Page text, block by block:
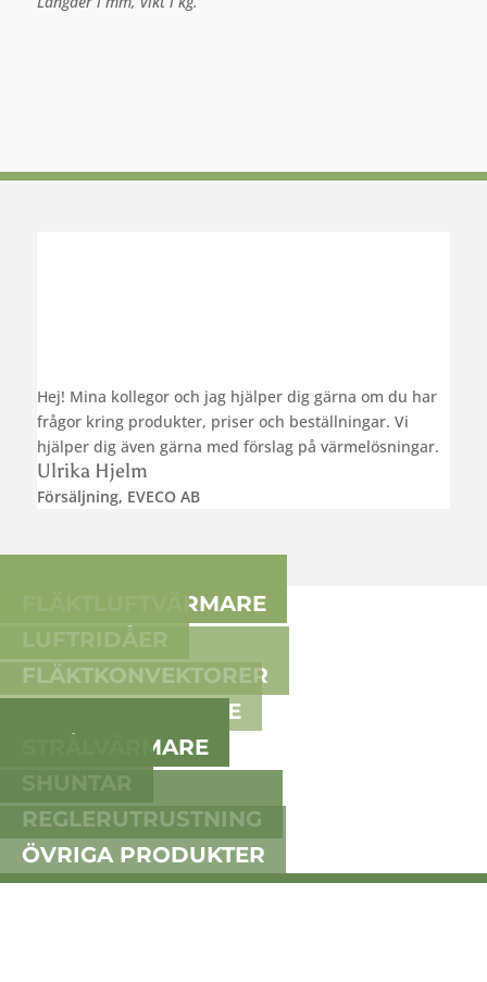
Hej! Mina kollegor och jag hjälper dig gärna om du har
frågor kring produkter, priser och beställningar. Vi
hjälper dig även gärna med förslag på värmelösningar.
Ulrika Hjelm
Försäljning, EVECO AB
FLÄKTLUFTVÄRMARE
LUFTRIDÅER
FLÄKTKONVEKTORER
FLÄKTLUFTKYLARE
STRÅLVÄRMARE
SHUNTAR
REGLERUTRUSTNING
ÖVRIGA PRODUKTER